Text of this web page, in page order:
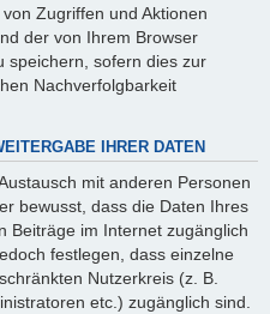
Zugriffen und Aktionen
der von Ihrem Browser
speichern, sofern dies zur
Nachverfolgbarkeit
IHRER DATEN
mit anderen Personen
bewusst, dass die Daten Ihres
Beiträge im Internet zugänglich
festlegen, dass einzelne
Nutzerkreis (z. B.
etc.) zugänglich sind.